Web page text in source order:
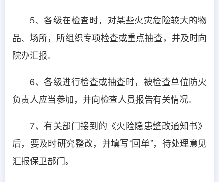
5、各级在检查时，对某些火灾危险较大的物
品、场所，所组织专项检查或重点抽查，并及时向
院办汇报。
6、各级进行检查或抽查时，被检查单位防火
负责人应当参加，并向检查人员报告有关情况。
7、有关部门接到的《火险隐患整改通知书》
后，要及时研究整改，并填写“回单”，待处理意见
汇报保卫部门。